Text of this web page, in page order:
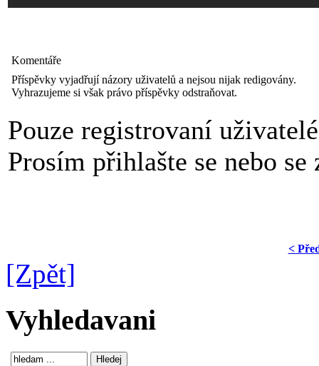
Komentáře
Příspěvky vyjadřují názory uživatelů a nejsou nijak redigovány.
Vyhrazujeme si však právo příspěvky odstraňovat.
Pouze registrovaní
Prosím přihlašte se nebo
<
[Zpět]
Vyhledavani